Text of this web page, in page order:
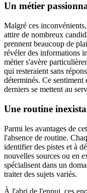
Un métier
Malgré ces
attire de nombreux
prennent beaucoup de
révéler des informations
métier s'avère
qui resteraient sans
déterminés. Ce sentiment
derniers se mettent au
Une routine
Parmi les avantages de
l'absence de routine.
identifier des pistes et à
nouvelles sources ou en
spécialisent dans un
traiter des sujets variés.
À l'abri de l'ennui, ces